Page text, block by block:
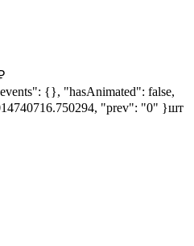
{}, "hasAnimated": false,
"prev": "0" }шт